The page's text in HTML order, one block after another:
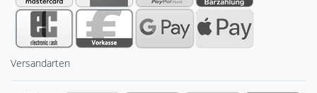
Versandarten